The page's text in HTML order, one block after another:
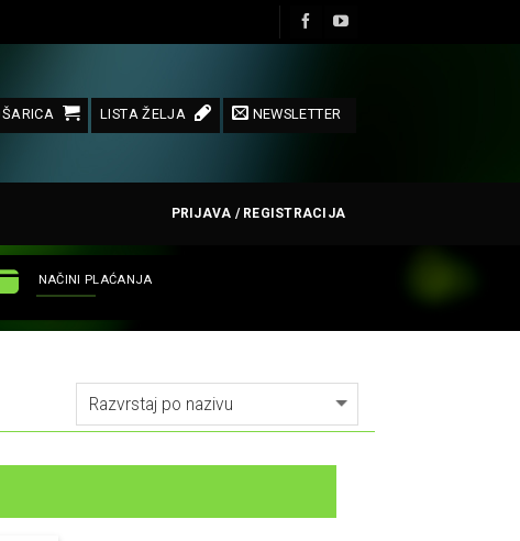
LISTA ŽELJA NEWSLETTER
PRIJAVA / REGISTRACIJA
NAČINI PLAĆANJA